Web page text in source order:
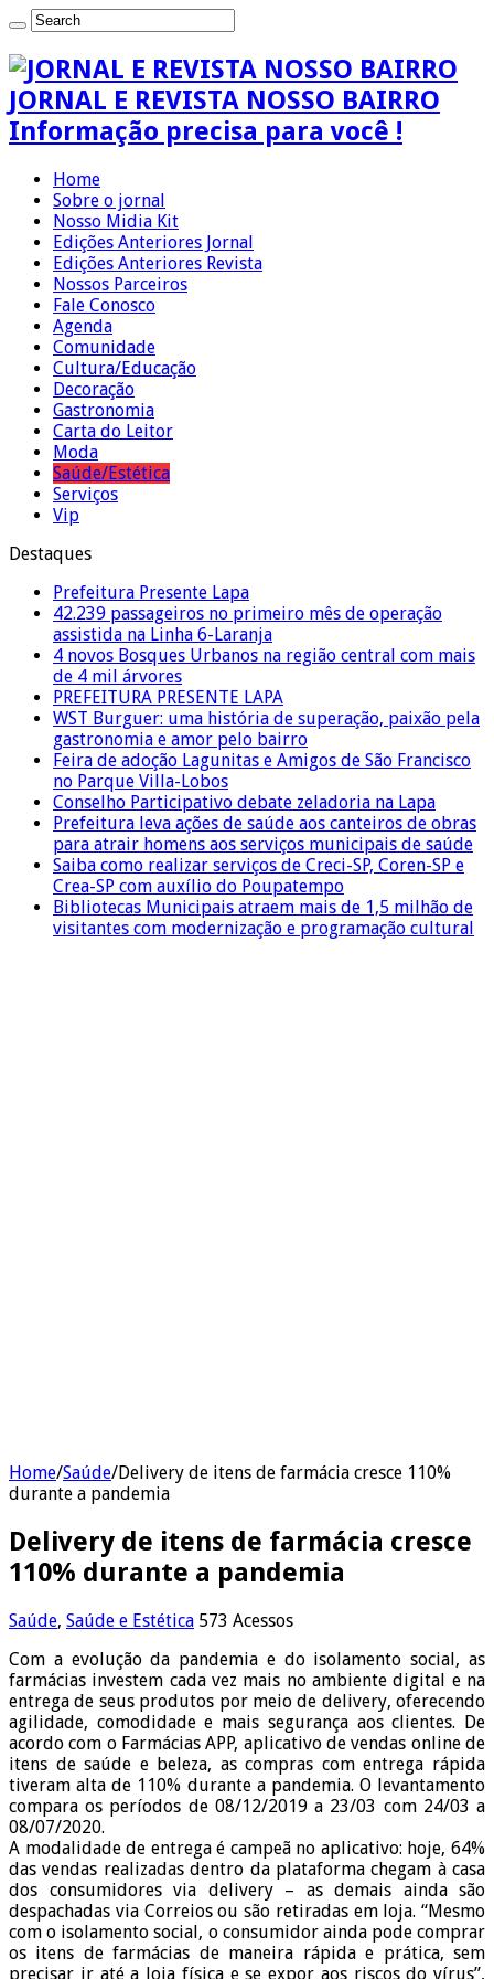
JORNAL E REVISTA NOSSO BAIRRO
Informação precisa para você !
Home
Sobre o jornal
Nosso Midia Kit
Edições Anteriores Jornal
Edições Anteriores Revista
Nossos Parceiros
Fale Conosco
Agenda
Comunidade
Cultura/Educação
Decoração
Gastronomia
Carta do Leitor
Moda
Saúde/Estética
Serviços
Vip
Destaques
Prefeitura Presente Lapa
42.239 passageiros no primeiro mês de operação
assistida na Linha 6-Laranja
4 novos Bosques Urbanos na região central com mais
de 4 mil árvores
PREFEITURA PRESENTE LAPA
WST Burguer: uma história de superação, paixão pela
gastronomia e amor pelo bairro
Feira de adoção Lagunitas e Amigos de São Francisco
no Parque Villa-Lobos
Conselho Participativo debate zeladoria na Lapa
Prefeitura leva ações de saúde aos canteiros de obras
para atrair homens aos serviços municipais de saúde
Saiba como realizar serviços de Creci-SP, Coren-SP e
Crea-SP com auxílio do Poupatempo
Bibliotecas Municipais atraem mais de 1,5 milhão de
visitantes com modernização e programação cultural
Home/Saúde/Delivery de itens de farmácia cresce 110%
durante a pandemia
Delivery de itens de farmácia cresce
110% durante a pandemia
Saúde, Saúde e Estética 573 Acessos
Com a evolução da pandemia e do isolamento social, as
farmácias investem cada vez mais no ambiente digital e na
entrega de seus produtos por meio de delivery, oferecendo
agilidade, comodidade e mais segurança aos clientes. De
acordo com o Farmácias APP, aplicativo de vendas online de
itens de saúde e beleza, as compras com entrega rápida
tiveram alta de 110% durante a pandemia. O levantamento
compara os períodos de 08/12/2019 a 23/03 com 24/03 a
08/07/2020.
A modalidade de entrega é campeã no aplicativo: hoje, 64%
das vendas realizadas dentro da plataforma chegam à casa
dos consumidores via delivery – as demais ainda são
despachadas via Correios ou são retiradas em loja. “Mesmo
com o isolamento social, o consumidor ainda pode comprar
os itens de farmácias de maneira rápida e prática, sem
precisar ir até a loja física e se expor aos riscos do vírus”,